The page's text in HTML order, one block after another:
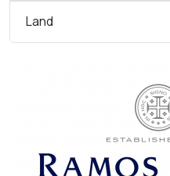
Land